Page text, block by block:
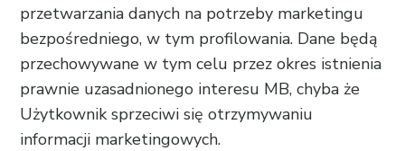
przetwarzania danych na potrzeby marketingu
bezpośredniego, w tym profilowania. Dane będą
przechowywane w tym celu przez okres istnienia
prawnie uzasadnionego interesu MB, chyba że
Użytkownik sprzeciwi się otrzymywaniu
informacji marketingowych.